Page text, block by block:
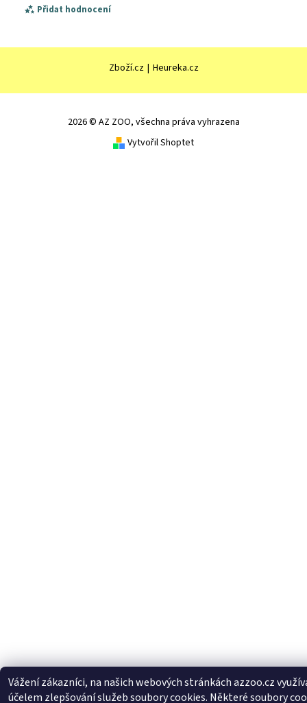
Přidat hodnocení
Zboží.cz | Heureka.cz
2026 © AZ ZOO, všechna práva vyhrazena
Vytvořil Shoptet
Vážení zákazníci, na našich webových stránkách azzoo.cz
účelem zlepšování služeb soubory cookies. Některé soubory